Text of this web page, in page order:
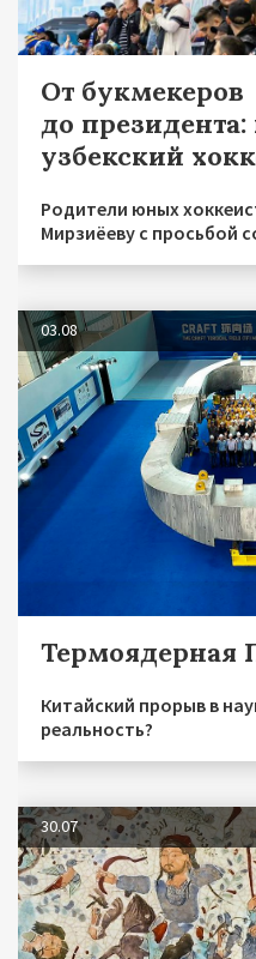
От букмекеров
до президента:
узбекский
Родители юных
Мирзиёеву с просьбой
03.08
Термоядерная
Китайский прорыв в
реальность?
30.07